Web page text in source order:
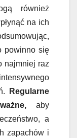
również
na ich
powinno się
najmniej raz
Regularne
aby
a
zapachów i